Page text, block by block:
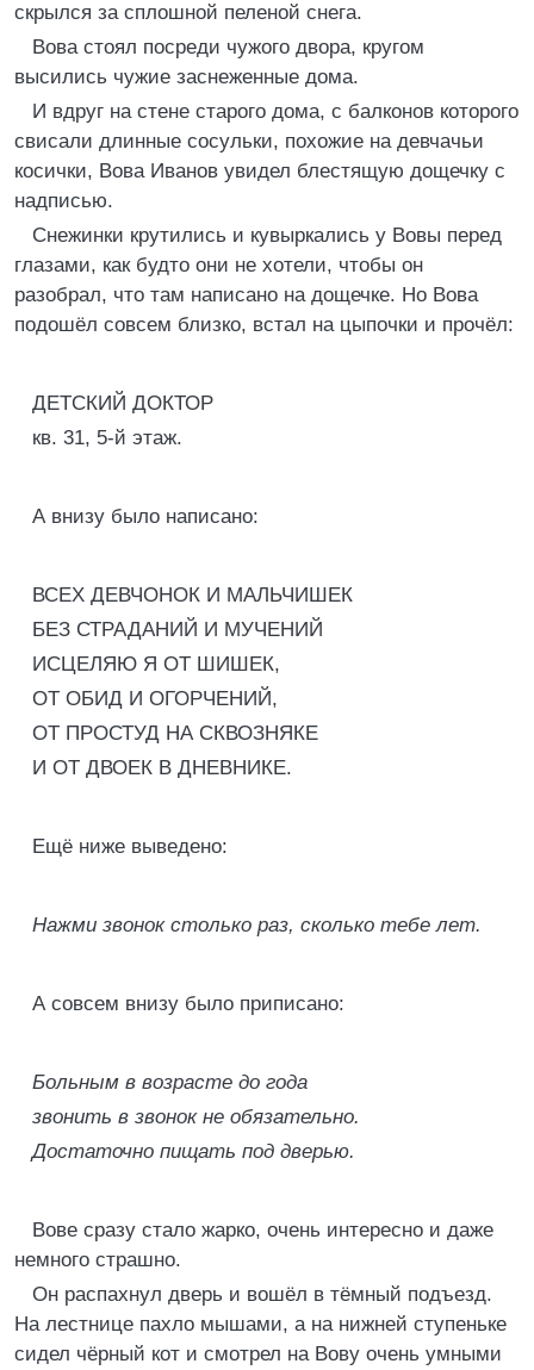
скрылся за сплошной пеленой снега.
Вова стоял посреди чужого двора, кругом
высились чужие заснеженные дома.
И вдруг на стене старого дома, с балконов которого
свисали длинные сосульки, похожие на девчачьи
косички, Вова Иванов увидел блестящую дощечку с
надписью.
Снежинки крутились и кувыркались у Вовы перед
глазами, как будто они не хотели, чтобы он
разобрал, что там написано на дощечке. Но Вова
подошёл совсем близко, встал на цыпочки и прочёл:
ДЕТСКИЙ ДОКТОР
кв. 31, 5-й этаж.
А внизу было написано:
ВСЕХ ДЕВЧОНОК И МАЛЬЧИШЕК
БЕЗ СТРАДАНИЙ И МУЧЕНИЙ
ИСЦЕЛЯЮ Я ОТ ШИШЕК,
ОТ ОБИД И ОГОРЧЕНИЙ,
ОТ ПРОСТУД НА СКВОЗНЯКЕ
И ОТ ДВОЕК В ДНЕВНИКЕ.
Ещё ниже выведено:
Нажми звонок столько раз, сколько тебе лет.
А совсем внизу было приписано:
Больным в возрасте до года
звонить в звонок не обязательно.
Достаточно пищать под дверью.
Вове сразу стало жарко, очень интересно и даже
немного страшно.
Он распахнул дверь и вошёл в тёмный подъезд.
На лестнице пахло мышами, а на нижней ступеньке
сидел чёрный кот и смотрел на Вову очень умными